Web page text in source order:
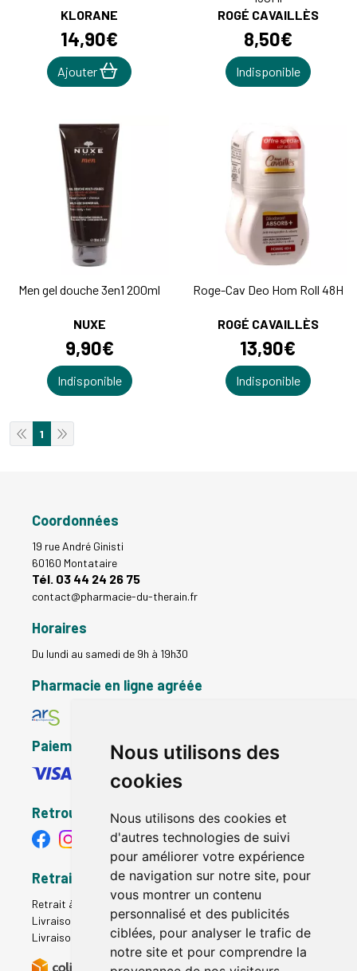
Nous utilisons des
cookies
Nous utilisons des cookies et
d'autres technologies de suivi
pour améliorer votre expérience
de navigation sur notre site, pour
vous montrer un contenu
personnalisé et des publicités
ciblées, pour analyser le trafic de
notre site et pour comprendre la
KLORANE
14,90€
Ajouter
ROGÉ CAVAILLÈS
8,50€
Indisponible
Men gel douche 3en1 200ml
NUXE
9,90€
Indisponible
Roge-Cav Deo Hom Roll 48H
ROGÉ CAVAILLÈS
13,90€
Indisponible
1
Coordonnées
19 rue André Ginisti
60160 Montataire
Tél. 03 44 24 26 75
contact@pharmacie-du-therain.fr
Horaires
Du lundi au samedi de 9h à 19h30
Pharmacie en ligne agréée
Paiement sécurisé
Retrouvez-nous
Retrait - Livraison
Retrait à la pharmacie - Click & Collect
Livraison en Point Relais
Livraison à domicile